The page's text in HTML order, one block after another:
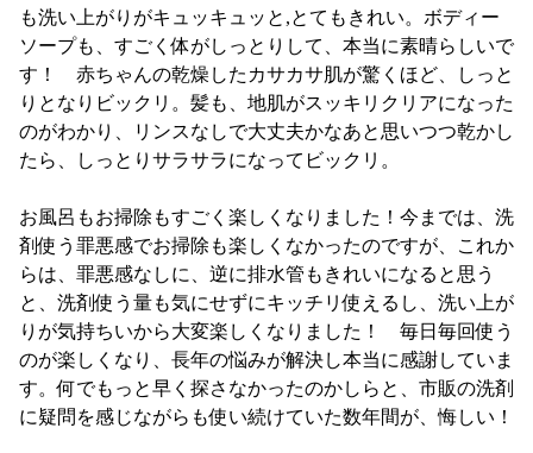
も洗い上がりがキュッキュッと,とてもきれい。ボディー
ソープも、すごく体がしっとりして、本当に素晴らしいで
す！ 赤ちゃんの乾燥したカサカサ肌が驚くほど、しっと
りとなりビックリ。髪も、地肌がスッキリクリアになった
のがわかり、リンスなしで大丈夫かなあと思いつつ乾かし
たら、しっとりサラサラになってビックリ。
お風呂もお掃除もすごく楽しくなりました！今までは、洗
剤使う罪悪感でお掃除も楽しくなかったのですが、これか
らは、罪悪感なしに、逆に排水管もきれいになると思う
と、洗剤使う量も気にせずにキッチリ使えるし、洗い上が
りが気持ちいから大変楽しくなりました！ 毎日毎回使う
のが楽しくなり、長年の悩みが解決し本当に感謝していま
す。何でもっと早く探さなかったのかしらと、市販の洗剤
に疑問を感じながらも使い続けていた数年間が、悔しい！